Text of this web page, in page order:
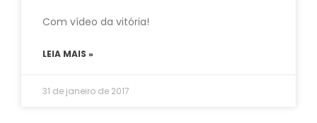
Com vídeo da vitória!
LEIA MAIS »
31 de janeiro de 2017